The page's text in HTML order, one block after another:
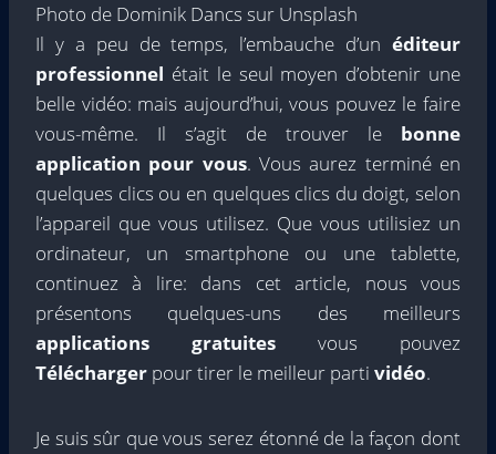
Photo de Dominik Dancs sur Unsplash
Il y a peu de temps, l’embauche d’un éditeur
professionnel était le seul moyen d’obtenir une
belle vidéo: mais aujourd’hui, vous pouvez le faire
vous-même. Il s’agit de trouver le bonne
application pour vous. Vous aurez terminé en
quelques clics ou en quelques clics du doigt, selon
l’appareil que vous utilisez. Que vous utilisiez un
ordinateur, un smartphone ou une tablette,
continuez à lire: dans cet article, nous vous
présentons quelques-uns des meilleurs
applications gratuites vous pouvez
Télécharger pour tirer le meilleur parti vidéo.
Je suis sûr que vous serez étonné de la façon dont